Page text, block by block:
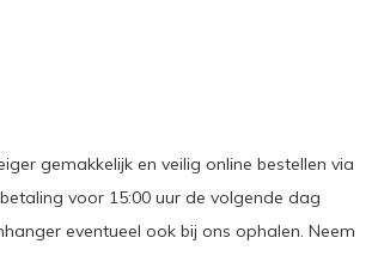
gemakkelijk en veilig online bestellen via
voor 15:00 uur de volgende dag
eventueel ook bij ons ophalen. Neem